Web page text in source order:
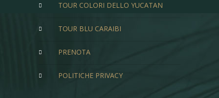
TOUR COLORI DELLO YUCATAN
TOUR BLU CARAIBI
PRENOTA
POLITICHE PRIVACY